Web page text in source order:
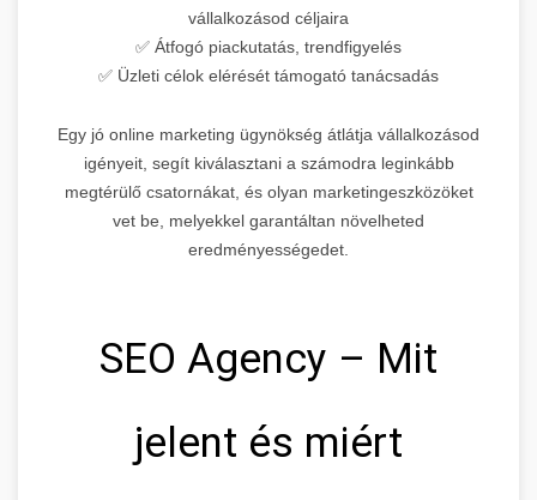
vállalkozásod céljaira
✅ Átfogó piackutatás, trendfigyelés
✅ Üzleti célok elérését támogató tanácsadás
Egy jó online marketing ügynökség átlátja vállalkozásod
igényeit, segít kiválasztani a számodra leginkább
megtérülő csatornákat, és olyan marketingeszközöket
vet be, melyekkel garantáltan növelheted
eredményességedet.
SEO Agency – Mit
jelent és miért